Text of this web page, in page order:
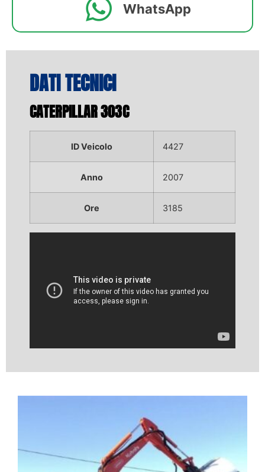
WhatsApp
DATI TECNICI
CATERPILLAR 303C
ID Veicolo 4427
Anno 2007
Ore 3185